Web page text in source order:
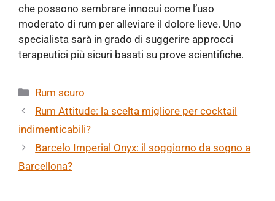
che possono sembrare innocui come l’uso
moderato di rum per alleviare il dolore lieve. Uno
specialista sarà in grado di suggerire approcci
terapeutici più sicuri basati su prove scientifiche.
Categorie
Rum scuro
Rum Attitude: la scelta migliore per cocktail
indimenticabili?
Barcelo Imperial Onyx: il soggiorno da sogno a
Barcellona?